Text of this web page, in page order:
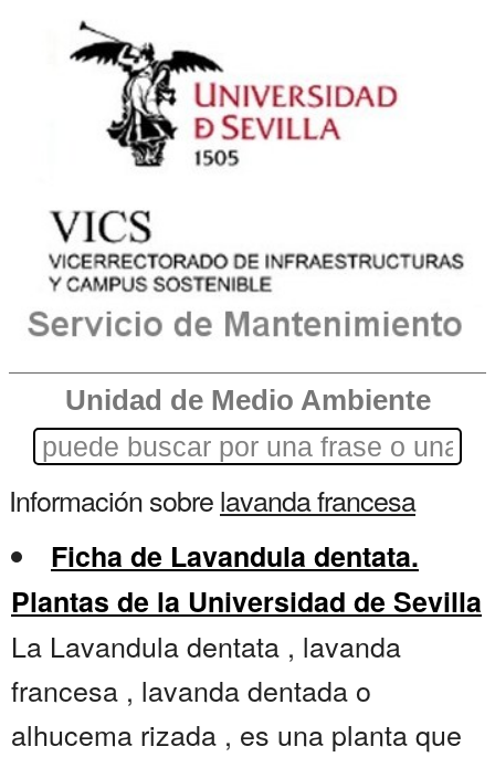
Unidad de Medio Ambiente
Información sobrelavanda francesa
Ficha de Lavandula dentata.
Plantas de la Universidad de Sevilla
La Lavandula dentata , lavanda
francesa , lavanda dentada o
alhucema rizada , es una planta que